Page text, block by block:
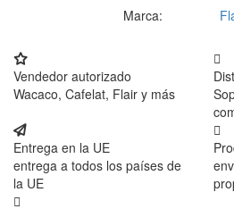
Marca:
Vendedor autorizado
Wacaco, Cafelat, Flair y más
Entrega en la UE
entrega a todos los países de
la UE